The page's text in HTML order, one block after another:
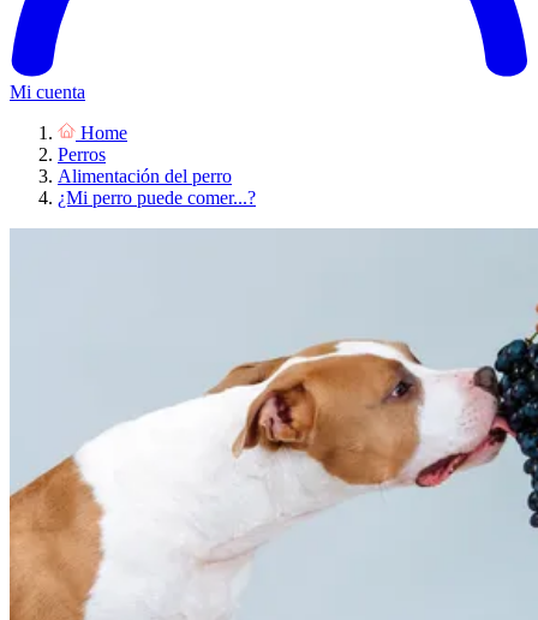
Mi cuenta
Home
Perros
Alimentación del perro
¿Mi perro puede comer...?